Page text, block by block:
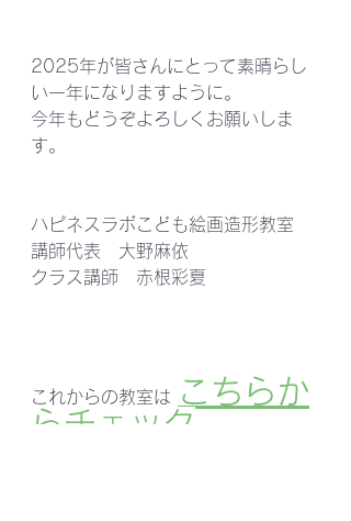
2025年が皆さんにとって素晴らし
い一年になりますように。
今年もどうぞよろしくお願いしま
す。
ハピネスラボこども絵画造形教室
講師代表　大野麻依
クラス講師　赤根彩夏
これからの教室は こちら か
らチェック